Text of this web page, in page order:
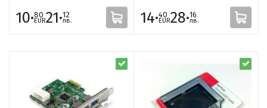
10·80
EUR21·12
лв. 14·40
EUR28·16
лв.